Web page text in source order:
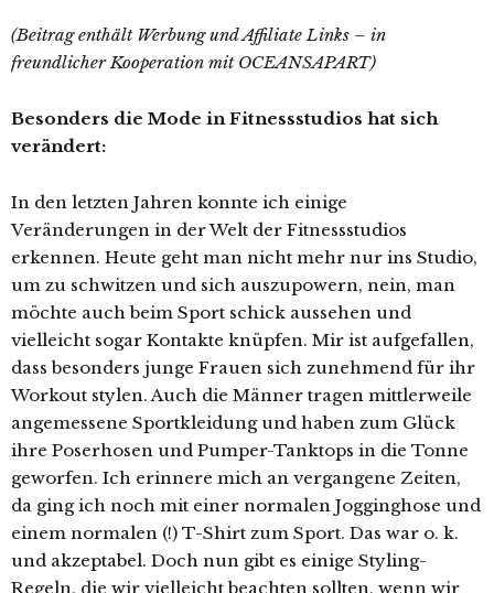
(Beitrag enthält Werbung und Affiliate Links – in
freundlicher Kooperation mit OCEANSAPART)
Besonders die Mode in Fitnessstudios hat sich
verändert:
In den letzten Jahren konnte ich einige
Veränderungen in der Welt der Fitnessstudios
erkennen. Heute geht man nicht mehr nur ins Studio,
um zu schwitzen und sich auszupowern, nein, man
möchte auch beim Sport schick aussehen und
vielleicht sogar Kontakte knüpfen. Mir ist aufgefallen,
dass besonders junge Frauen sich zunehmend für ihr
Workout stylen. Auch die Männer tragen mittlerweile
angemessene Sportkleidung und haben zum Glück
ihre Poserhosen und Pumper-Tanktops in die Tonne
geworfen. Ich erinnere mich an vergangene Zeiten,
da ging ich noch mit einer normalen Jogginghose und
einem normalen (!) T-Shirt zum Sport. Das war o. k.
und akzeptabel. Doch nun gibt es einige Styling-
Regeln, die wir vielleicht beachten sollten, wenn wir